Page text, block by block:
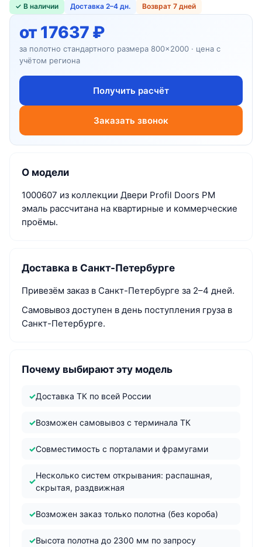
✓ В наличии Доставка 2–4 дн. Возврат 7 дней
от 17637 ₽
за полотно стандартного размера 800×2000 · цена с
учётом региона
Получить расчёт
Заказать звонок
О модели
1000607 из коллекции Двери Profil Doors PM
эмаль рассчитана на квартирные и коммерческие
проёмы.
Доставка в Санкт-Петербурге
Привезём заказ в Санкт-Петербурге за 2–4 дней.
Самовывоз доступен в день поступления груза в
Санкт-Петербурге.
Почему выбирают эту модель
Доставка ТК по всей России
Возможен самовывоз с терминала ТК
Совместимость с порталами и фрамугами
Несколько систем открывания: распашная,
скрытая, раздвижная
Возможен заказ только полотна (без короба)
Высота полотна до 2300 мм по запросу